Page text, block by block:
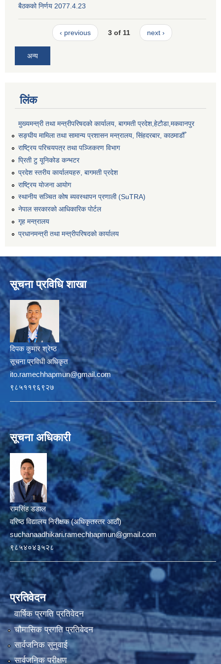
बैठकको निर्णय 2077.4.23
‹ previous 3 of 11 next ›
अन्य
लिंक
मुख्यमन्त्री तथा मन्त्रीपरिषदको कार्यालय, बागमती प्रदेश,हेटाैडा,मकवानपुर
सङ्‍घीय मामिला तथा सामान्य प्रशासन मन्त्रालय, सिंहदरबार, काठमाडौँ
राष्ट्रिय परिचयपत्र तथा पञ्जिकरण विभाग
प्रिती टु यूनिकोड कन्भटर
प्रदेश स्तरीय कार्यालयहरु, बागमती प्रदेश
राष्ट्रिय योजना आयोग
स्थानीय सञ्चित कोष ब्यवस्थापन प्रणाली (SuTRA)
नेपाल सरकारको आधिकारिक पोर्टल
गृह मन्त्रालय
प्रधानमन्त्री तथा मन्त्रीपरिषदको कार्यालय
सूचना प्रविधि शाखा
दिपक कुमार श्रेष्ठ
सूचना प्रविधी अधिकृत
ito.ramechhapmun@gmail.com
९८५११९६९२७
सूचना अधिकारी
रामसिंह डडाल
वरिष्ठ विद्यालय निरीक्षक (अधिकृतस्तर आठौं)
suchanaadhikari.ramechhapmun@gmail.com
९८५४०४३५२८
प्रतिवेदन
वार्षिक प्रगति प्रतिवेदन
चौमासिक प्रगति प्रतिवेदन
सार्वजनिक सुनुवाई
सार्वजनिक परीक्षण